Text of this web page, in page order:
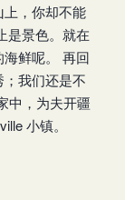
，你却不能
是景色。就在
鲜呢。 再回
我们还是不
中，为夫开疆
小镇。